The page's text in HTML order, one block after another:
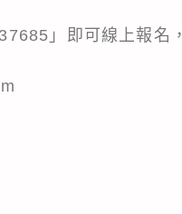
」即可線上報名